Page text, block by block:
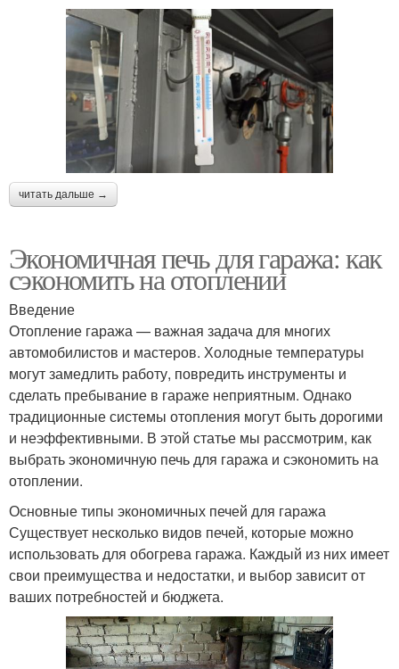
читать дальше →
Экономичная печь для гаража: как
сэкономить на отоплении
Введение
Отопление гаража — важная задача для многих
автомобилистов и мастеров. Холодные температуры
могут замедлить работу, повредить инструменты и
сделать пребывание в гараже неприятным. Однако
традиционные системы отопления могут быть дорогими
и неэффективными. В этой статье мы рассмотрим, как
выбрать экономичную печь для гаража и сэкономить на
отоплении.
Основные типы экономичных печей для гаража
Существует несколько видов печей, которые можно
использовать для обогрева гаража. Каждый из них имеет
свои преимущества и недостатки, и выбор зависит от
ваших потребностей и бюджета.